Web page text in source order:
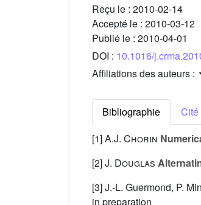
Reçu le : 2010-02-14
Accepté le : 2010-03-12
Publié le : 2010-04-01
DOI : 10.1016/
Affiliations des auteurs :
Bibliographie
Cité
[1]A.J. Chorin
[2]J. Douglas
[3] J.-L. Guermond, P.
in preparation